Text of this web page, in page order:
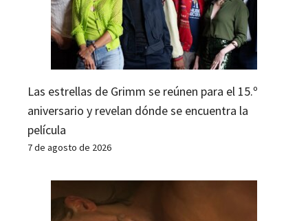
Las estrellas de Grimm se reúnen para el 15.º
aniversario y revelan dónde se encuentra la
película
7 de agosto de 2026